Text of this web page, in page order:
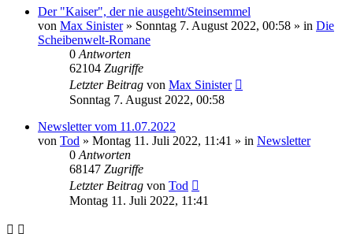
Der "Kaiser", der nie ausgeht/Steinsemmel
von Max Sinister» Sonntag 7. August 2022, 00:58 » in Die
Scheibenwelt-Romane
0 Antworten
62104 Zugriffe
Letzter Beitrag von Max Sinister
Sonntag 7. August 2022, 00:58
Newsletter vom 11.07.2022
von Tod » Montag 11. Juli 2022, 11:41 » in Newsletter
0 Antworten
68147 Zugriffe
Letzter Beitrag von Tod
Montag 11. Juli 2022, 11:41